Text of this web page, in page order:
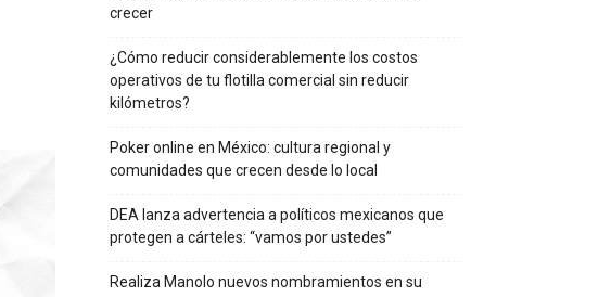
crecer
¿Cómo reducir considerablemente los costos
operativos de tu flotilla comercial sin reducir
kilómetros?
Poker online en México: cultura regional y
comunidades que crecen desde lo local
DEA lanza advertencia a políticos mexicanos que
protegen a cárteles: “vamos por ustedes”
Realiza Manolo nuevos nombramientos en su